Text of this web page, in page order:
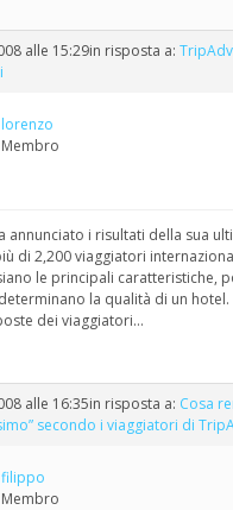
alle 15:29in risposta a:
lorenzo
Membro
annunciato i risultati della sua
di 2,200 viaggiatori
le principali caratteristiche,
la qualità di un
dei viaggiatori…
alle 16:35in risposta a: Cosa
secondo i viaggiatori di
filippo
Membro